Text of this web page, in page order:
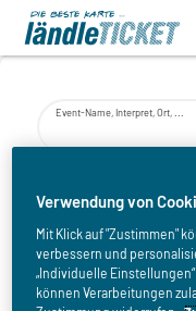
Event-Name, Interpret, Ort, ...
bis
Verwendung von
Mit Klick auf "Zustimmen"
verbessern und
„Individuelle
können Verarbeitungen